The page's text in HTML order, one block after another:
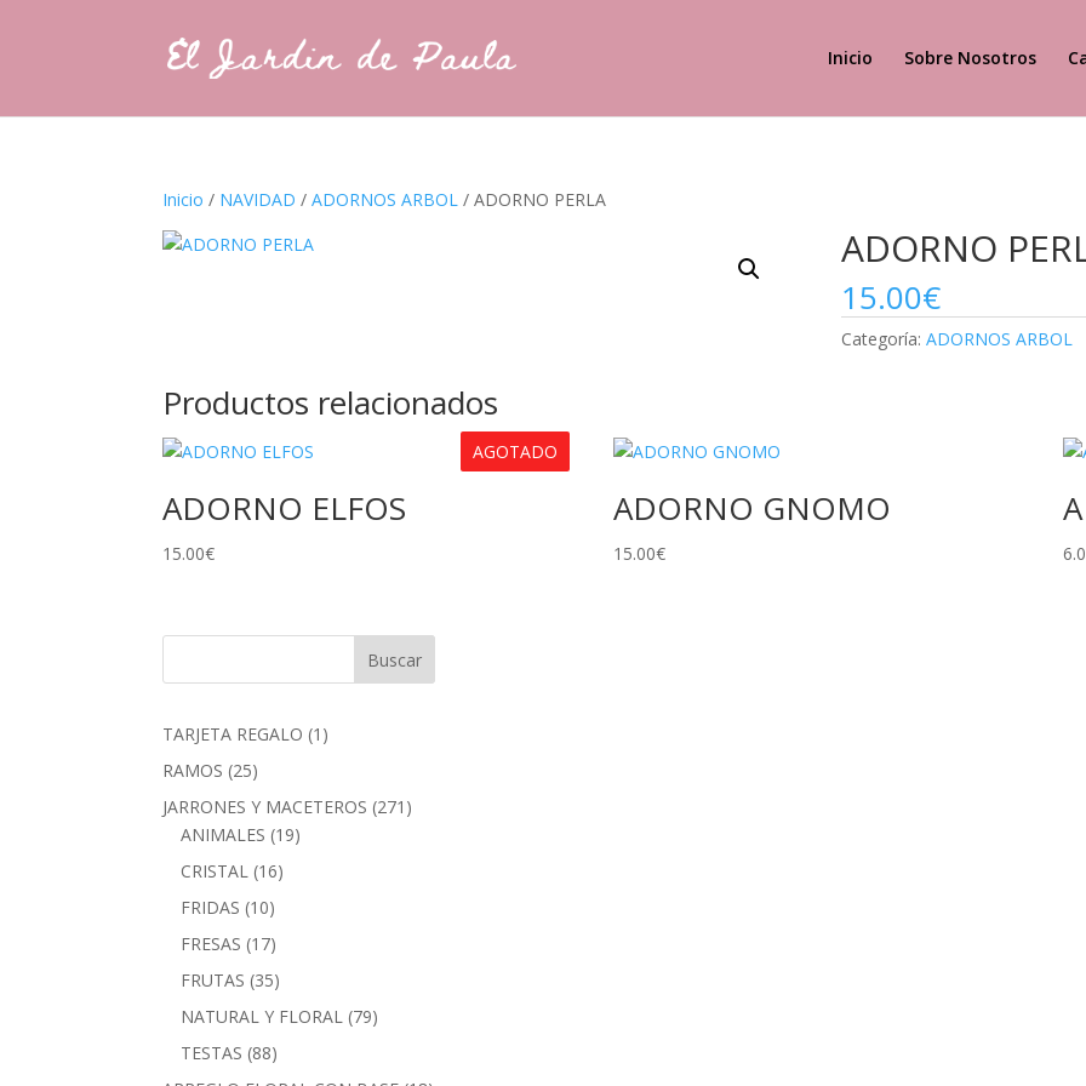
Inicio Sobre Nosotros
Inicio / NAVIDAD /ADORNOS ARBOL / ADORNO PERLA
ADORNO
15.00€
Categoría: ADORNOS ARBOL
Productos relacionados
AGOTADO
ADORNO ELFOS
15.00€
ADORNO GNOMO
15.00€
TARJETA REGALO 1 1
RAMOS 2525
productos
JARRONES Y MACETEROS 271 271
ANIMALES 1919
CRISTAL 1616
FRIDAS 1010
productos
FRESAS 1717
productos
FRUTAS 3535
productos
NATURAL Y FLORAL 7979
TESTAS 8888
productos